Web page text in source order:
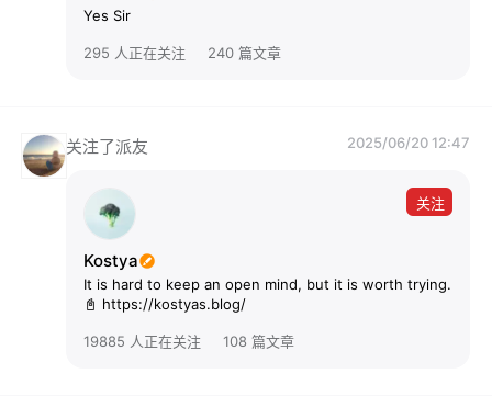
Yes Sir
295 人正在关注 240 篇文章
关注了派友 2025/06/20 12:47
关注
Kostya
It is hard to keep an open mind, but it is worth trying.
📓 https://kostyas.blog/
19885 人正在关注 108 篇文章